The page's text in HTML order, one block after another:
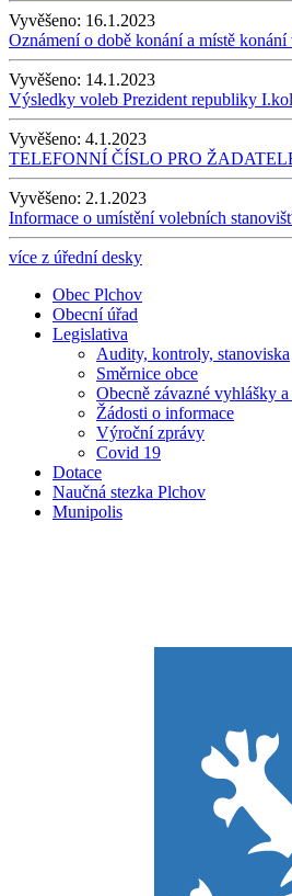
Vyvěšeno: 16.1.2023
Oznámení o době konání a místě konání
Vyvěšeno: 14.1.2023
Výsledky voleb Prezident republiky
Vyvěšeno: 4.1.2023
TELEFONNÍ ČÍSLO PRO
Vyvěšeno: 2.1.2023
Informace o umístění volebních
více z úřední desky
Obec Plchov
Obecní úřad
Legislativa
Audity, kontroly, stanoviska
Směrnice obce
Obecně závazné vyhlášky
Žádosti o informace
Výroční zprávy
Covid 19
Dotace
Naučná stezka Plchov
Munipolis